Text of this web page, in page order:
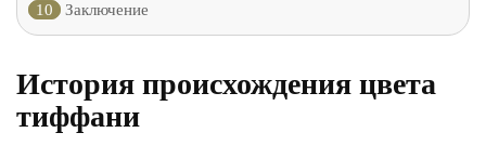
10
Заключение
История происхождения цвета
тиффани